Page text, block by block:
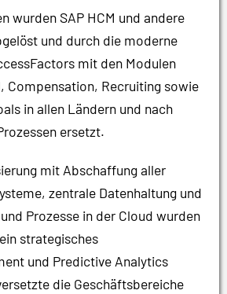
wurden SAP HCM und andere
und durch die moderne
mit den Modulen
Compensation, Recruiting sowie
in allen Ländern und nach
ersetzt.
mit Abschaffung aller
zentrale Datenhaltung und
Prozesse in der Cloud wurden
strategisches
und Predictive Analytics
die Geschäftsbereiche